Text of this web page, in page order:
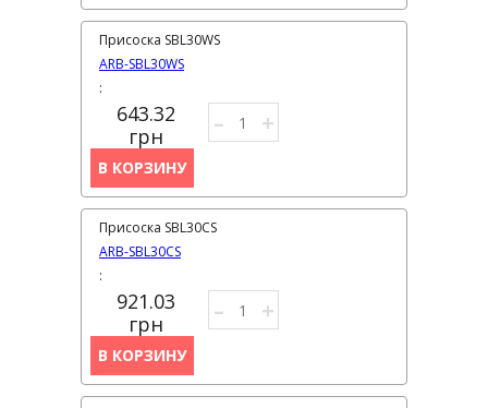
ARB-SBL30WS
Присоска SBL30WS
643.32
грн
:
– +
В КОРЗИНУ
ARB-SBL30CS
Присоска SBL30CS
921.03
грн
:
– +
В КОРЗИНУ